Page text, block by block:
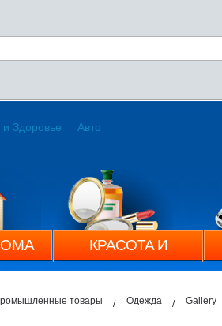
и Здоровье Авто
КРАСОТА И
ЗДОРОВЬЕ
товары Одежда Gallery